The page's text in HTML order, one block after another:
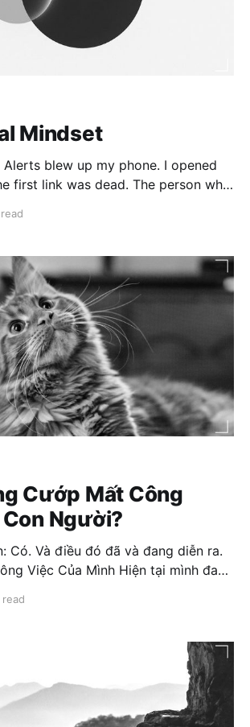
Mindset
Alerts blew up my phone. I opened
first link was dead. The person who
this next sprint.” That sprint
Cướp Mất Công
Người?
diễn ra.
Mình Hiện tại mình đang
sản phẩm trên đời, sản phẩm
read